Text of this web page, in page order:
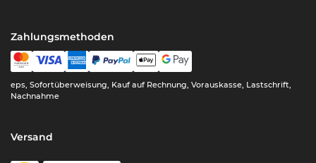
Zahlungsmethoden
eps, Sofortüberweisung, Kauf auf Rechnung, Vorauskasse, Lastschrift,
Nachnahme
Versand